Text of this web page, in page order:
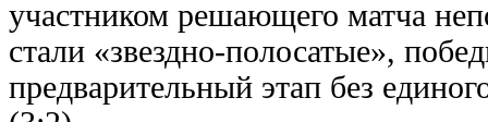
участником решающего матча
стали «звездно-полосатые»,
предварительный этап без